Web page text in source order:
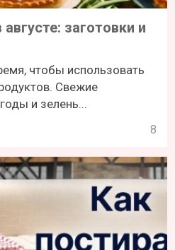
заготовки и
чтобы использовать
Свежие
и зелень...
8